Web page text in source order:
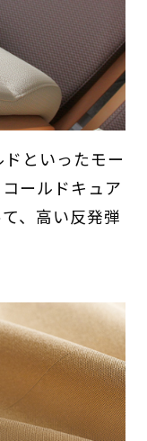
といったモー
ールドキュア
、高い反発弾